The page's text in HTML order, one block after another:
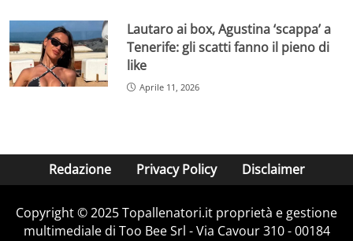
Lautaro ai box, Agustina ‘scappa’ a
Tenerife: gli scatti fanno il pieno di
like
Aprile 11, 2026
Redazione Privacy Policy Disclaimer
Copyright © 2025 Topallenatori.it proprietà e gestione
multimediale di Too Bee Srl - Via Cavour 310 - 00184